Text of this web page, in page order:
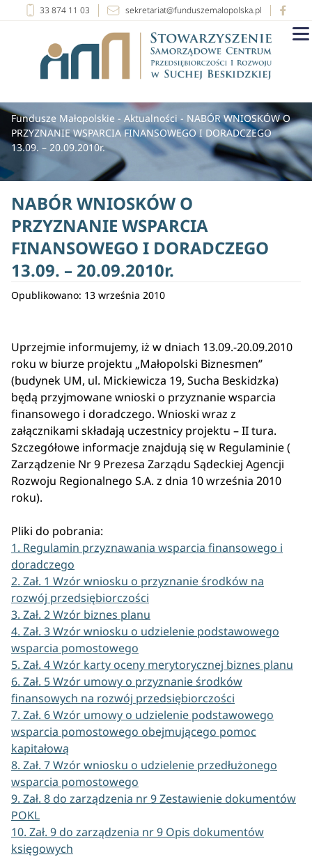
33 874 11 03 sekretariat@funduszemalopolska.pl
Fundusze Małopolskie - Aktualności- NABÓR WNIOSKÓW O
PRZYZNANIE WSPARCIA FINANSOWEGO I DORADCZEGO
13.09. – 20.09.2010r.
NABÓR WNIOSKÓW O
PRZYZNANIE WSPARCIA
FINANSOWEGO I DORADCZEGO
13.09. – 20.09.2010r.
Opublikowano: 13 września 2010
Uprzejmie informujemy, iż w dniach 13.09.-20.09.2010
roku w biurze projektu „Małopolski Biznesmen”
(budynek UM, ul. Mickiewicza 19, Sucha Beskidzka)
będą przyjmowane wnioski o przyznanie wsparcia
finansowego i doradczego. Wnioski wraz z
załącznikami składają uczestnicy projektu – II tura.
Szczegółowe informacje znajdują się w Regulaminie (
Zarządzenie Nr 9 Prezesa Zarządu Sądeckiej Agencji
Rozwoju Regionalnego S.A. z dnia 10 września 2010
roku).
Pliki do pobrania:
1. Regulamin przyznawania wsparcia finansowego i
doradczego
2. Zał. 1 Wzór wniosku o przyznanie środków na
rozwój przedsiębiorczości
3. Zał. 2 Wzór biznes planu
4. Zał. 3 Wzór wniosku o udzielenie podstawowego
wsparcia pomostowego
5. Zał. 4 Wzór karty oceny merytorycznej biznes planu
6. Zał. 5 Wzór umowy o przyznanie środków
finansowych na rozwój przedsiębiorczości
7. Zał. 6 Wzór umowy o udzielenie podstawowego
wsparcia pomostowego obejmującego pomoc
kapitałową
8. Zał. 7 Wzór wniosku o udzielenie przedłużonego
wsparcia pomostowego
9. Zał. 8 do zarządzenia nr 9 Zestawienie dokumentów
POKL
10. Zał. 9 do zarządzenia nr 9 Opis dokumentów
księgowych